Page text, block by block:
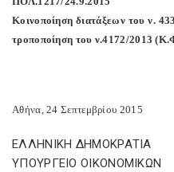
Κοινοποίηση διατάξεων του ν.
τροποποίηση του ν.4172/2013
Αθήνα, 24 Σεπτεμβρίου 2015
ΕΛΛΗΝΙΚΗ ΔΗΜΟΚΡΑΤΙΑ
ΥΠΟΥΡΓΕΙΟ ΟΙΚΟΝΟΜΙΚΩΝ